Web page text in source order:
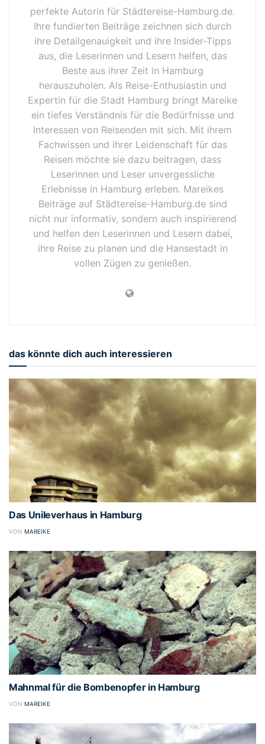
perfekte Autorin für Städtereise-Hamburg.de.
Ihre fundierten Beiträge zeichnen sich durch
ihre Detailgenauigkeit und ihre Insider-Tipps
aus, die Leserinnen und Lesern helfen, das
Beste aus ihrer Zeit in Hamburg
herauszuholen. Als Reise-Enthusiastin und
Expertin für die Stadt Hamburg bringt Mareike
ein tiefes Verständnis für die Bedürfnisse und
Interessen von Reisenden mit sich. Mit ihrem
Fachwissen und ihrer Leidenschaft für das
Reisen möchte sie dazu beitragen, dass
Leserinnen und Leser unvergessliche
Erlebnisse in Hamburg erleben. Mareikes
Beiträge auf Städtereise-Hamburg.de sind
nicht nur informativ, sondern auch inspirierend
und helfen den Leserinnen und Lesern dabei,
ihre Reise zu planen und die Hansestadt in
vollen Zügen zu genießen.
das könnte dich auch interessieren
Das Unileverhaus in Hamburg
VON MAREIKE
Mahnmal für die Bombenopfer in Hamburg
VON MAREIKE